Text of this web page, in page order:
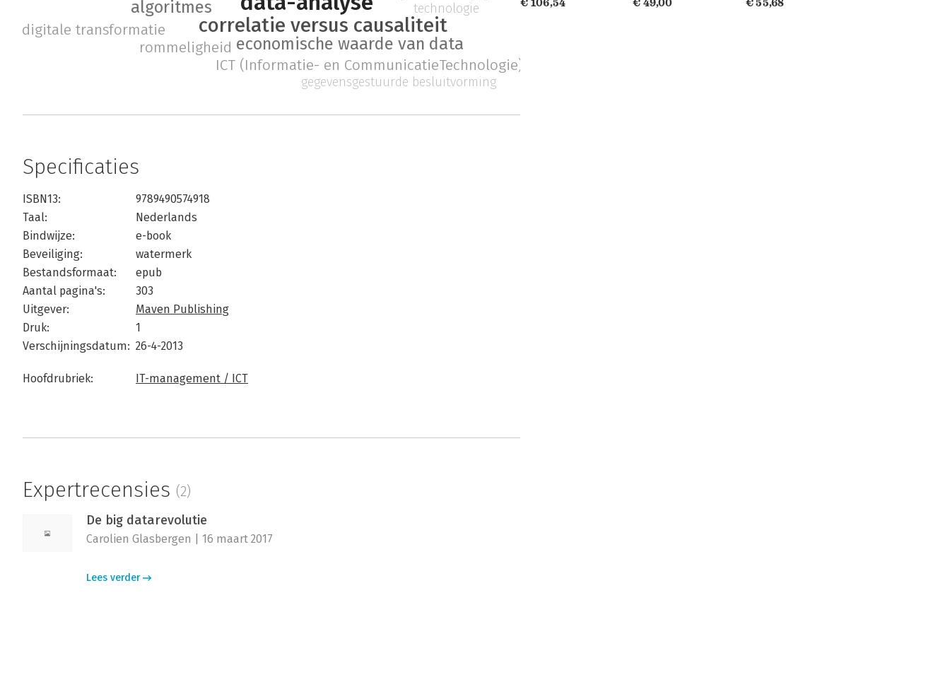
correlatie versus causaliteit
economische waarde van data
algoritmes
rommeligheid
ICT (Informatie- en CommunicatieTechnologie)
digitale transformatie
gegevensgestuurde besluitvorming
technologie
Specificaties
ISBN13:
9789490574918
Taal:
Nederlands
Bindwijze:
e-book
Beveiliging:
watermerk
Bestandsformaat:
epub
Aantal pagina's:
303
Uitgever:
Maven Publishing
Druk:
1
Verschijningsdatum: 26-4-2013
Hoofdrubriek: IT-management / ICT
Expertrecensies (2)
De big datarevolutie
Carolien Glasbergen | 16 maart 2017
Lees verder
€ 106,54
€ 49,00
€ 55,68